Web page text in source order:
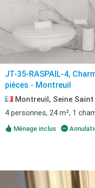
JT-35-RASPAIL-4,
pièces - Montreuil
Montreuil, Seine Saint
4 personnes, 24 m², 1
Ménage inclus